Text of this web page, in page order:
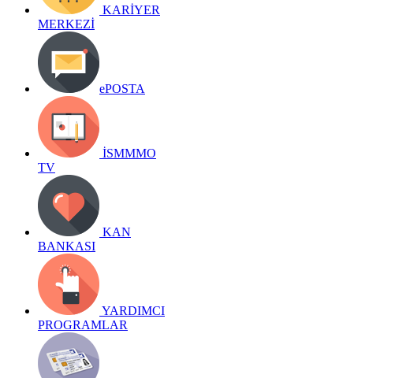
KARİYER
MERKEZİ
ePOSTA
İSMMMO
TV
KAN
BANKASI
YARDIMCI
PROGRAMLAR